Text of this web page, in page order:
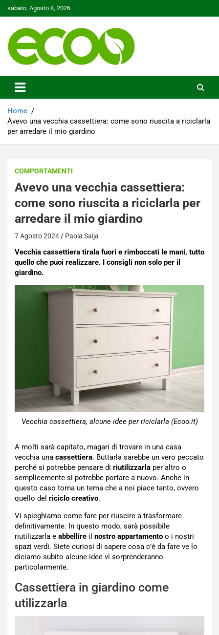
to
sabato, Agosto 8, 2026
Ecoo.it
Home
Avevo una vecchia cassettiera: come sono riuscita a riciclarla
per arredare il mio giardino
COMPORTAMENTI
Avevo una vecchia cassettiera:
come sono riuscita a riciclarla per
arredare il mio giardino
7 Agosto 2024 Paola Saija
Vecchia cassettiera tirala fuori e rimboccati le mani, tutto
quello che puoi realizzare. I consigli non solo per il
giardino.
Vecchia cassettiera, alcune idee per riciclarla (Ecoo.it)
A molti sarà capitato, magari di trovare in una casa
vecchia una cassettiera. Buttarla sarebbe un vero peccato
perché si potrebbe pensare di riutilizzarla per altro o
semplicemente si potrebbe portare a nuovo. Anche in
questo caso torna un tema che a noi piace tanto, ovvero
quello del riciclo creativo.
Vi spieghiamo come fare per riuscire a trasformare
definitivamente. In questo modo, sarà possibile
riutilizzarla e abbellire il nostro appartamento o i nostri
spazi verdi. Siete curiosi di sapere cosa c’è da fare ve lo
diciamo subito alcune idee vi sorprenderanno
particolarmente.
Cassettiera in giardino come
utilizzarla